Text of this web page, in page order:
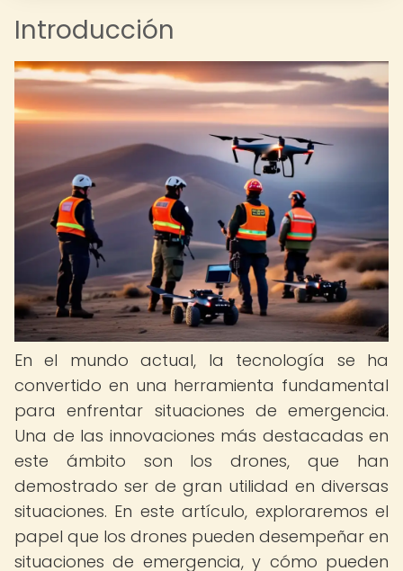
Introducción
En el mundo actual, la tecnología se ha
convertido en una herramienta fundamental
para enfrentar situaciones de emergencia.
Una de las innovaciones más destacadas en
este ámbito son los drones, que han
demostrado ser de gran utilidad en diversas
situaciones. En este artículo, exploraremos el
papel que los drones pueden desempeñar en
situaciones de emergencia, y cómo pueden